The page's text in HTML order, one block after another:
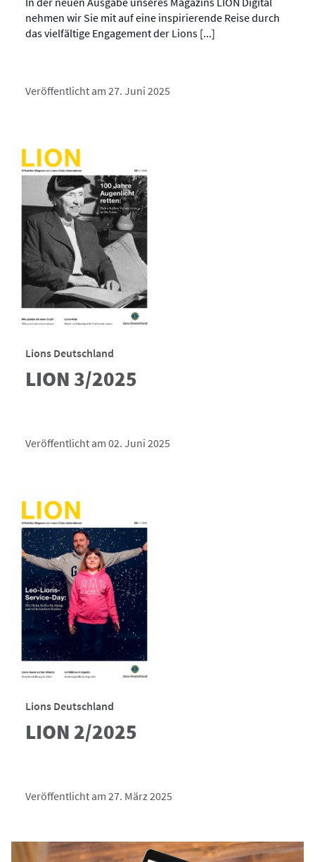
nehmen wir Sie mit auf eine inspirierende Reise durch
das vielfältige Engagement der Lions [...]
Veröffentlicht am 27. Juni 2025
Lions Deutschland
LION 3/2025
Veröffentlicht am 02. Juni 2025
Lions Deutschland
LION 2/2025
Veröffentlicht am 27. März 2025